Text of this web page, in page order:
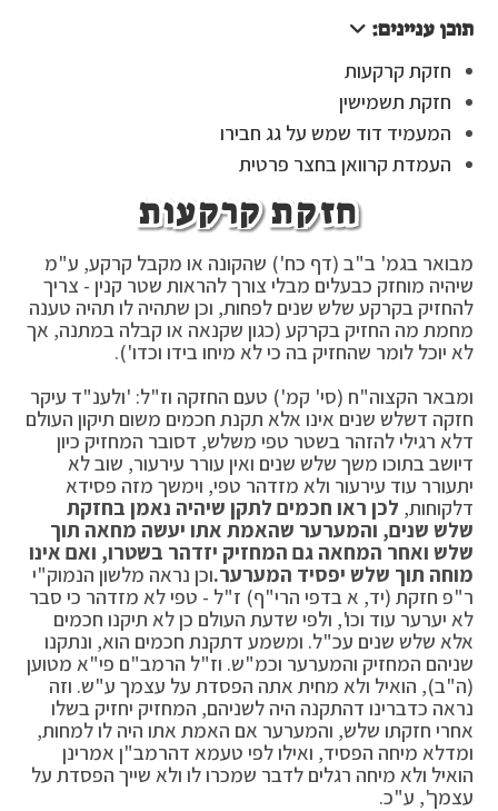
תוכן עניינים:
חזקת קרקעות
חזקת תשמישין
המעמיד דוד שמש על גג חבירו
העמדת קרוואן בחצר פרטית
חזקת קרקעות
מבואר בגמ' ב"ב (דף כח') שהקונה או מקבל קרקע, ע"מ
שיהיה מוחזק כבעלים מבלי צורך להראות שטר קנין - צריך
להחזיק בקרקע שלש שנים לפחות, וכן שתהיה לו תהיה טענה
מחמת מה החזיק בקרקע (כגון שקנאה או קבלה במתנה, אך
לא יוכל לומר שהחזיק בה כי לא מיחו בידו וכדו').
ומבאר הקצוה"ח (סי' קמ') טעם החזקה וז"ל: 'ולענ"ד עיקר
חזקה דשלש שנים אינו אלא תקנת חכמים משום תיקון העולם
דלא רגילי להזהר בשטר טפי משלש, דסובר המחזיק כיון
דיושב בתוכו משך שלש שנים ואין עורר עירעור, שוב לא
יתעורר עוד עירעור ולא מזדהר טפי, וימשך מזה פסידא
דלקוחות, לכן ראו חכמים לתקן שיהיה נאמן בחזקת
שלש שנים, והמערער שהאמת אתו יעשה מחאה תוך
שלש ואחר המחאה גם המחזיק יזדהר בשטרו, ואם אינו
מוחה תוך שלש יפסיד המערער.וכן נראה מלשון הנמוק"י
ר"פ חזקת (יד, א בדפי הרי"ף) ז"ל - טפי לא מזדהר כי סבר
לא יערער עוד וכו', ולפי שדעת העולם כן לא תיקנו חכמים
אלא שלש שנים עכ"ל. ומשמע דתקנת חכמים הוא, ונתקנו
שניהם המחזיק והמערער וכמ"ש. וז"ל הרמב"ם פי"א מטוען
(ה"ב), הואיל ולא מחית אתה הפסדת על עצמך ע"ש. וזה
נראה כדברינו דהתקנה היה לשניהם, המחזיק יחזיק בשלו
אחרי חזקתו שלש, והמערער אם האמת אתו היה לו למחות,
ומדלא מיחה הפסיד, ואילו לפי טעמא דהרמב"ן אמרינן
הואיל ולא מיחה רגלים לדבר שמכרו לו ולא שייך הפסדת על
עצמך', ע"כ.